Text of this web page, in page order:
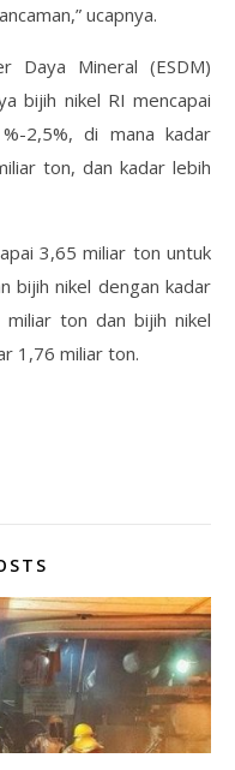
ucapnya.
Daya Mineral (ESDM)
bijih nikel RI mencapai
2,5%, di mana kadar
ton, dan kadar lebih
3,65 miliar ton untuk
bijih nikel dengan kadar
ton dan bijih nikel
1,76 miliar ton.